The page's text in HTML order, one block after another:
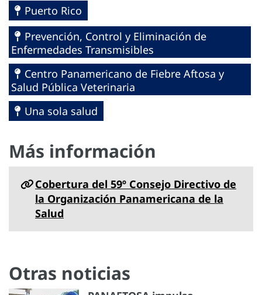
Puerto Rico
Prevención, Control y Eliminación de
Enfermedades Transmisibles
Centro Panamericano de Fiebre Aftosa y
Salud Pública Veterinaria
Una sola salud
Más información
Cobertura del 59º Consejo Directivo de
la Organización Panamericana de la
Salud
Otras noticias